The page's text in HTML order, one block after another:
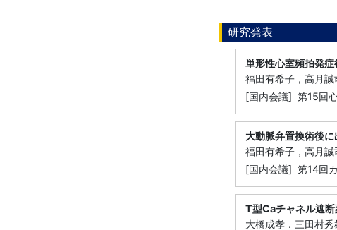
研究発表
単形性心室頻拍発
福田有希子，高月
[国内会議] 第15回
大動脈弁置換術後
福田有希子，高月
[国内会議] 第14回
T型Caチャネル遮
大橋成孝．三田村